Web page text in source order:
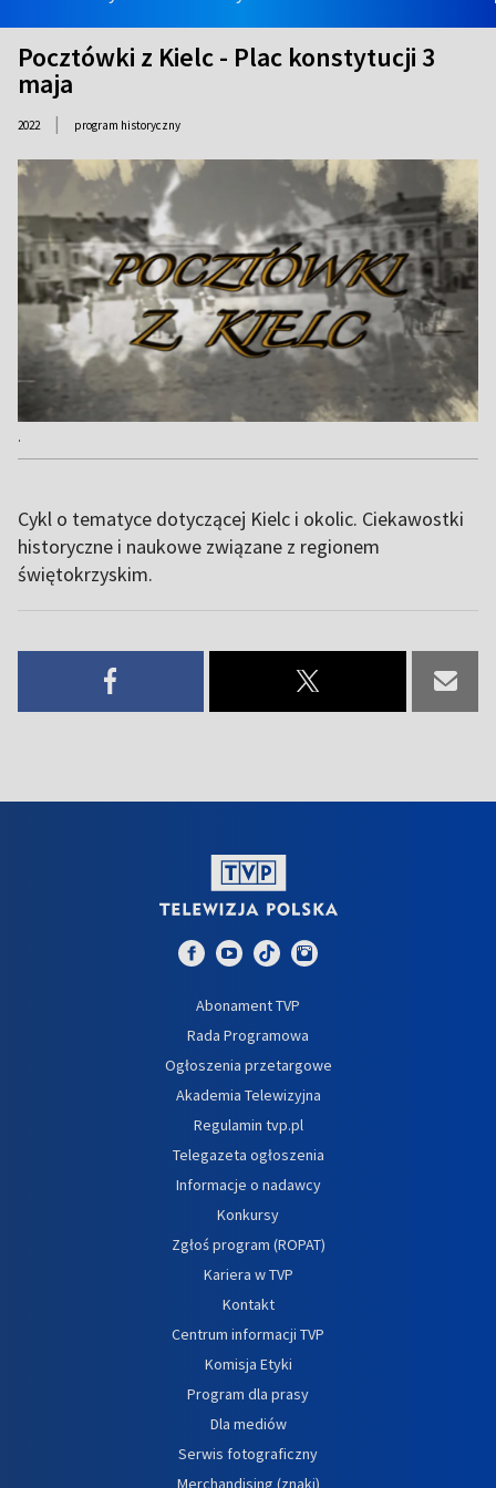
Pocztówki z Kielc - Plac konstytucji 3
maja
2022 | program historyczny
.
Cykl o tematyce dotyczącej Kielc i okolic. Ciekawostki
historyczne i naukowe związane z regionem
świętokrzyskim.
Abonament TVP
Rada Programowa
Ogłoszenia przetargowe
Akademia Telewizyjna
Regulamin tvp.pl
Telegazeta ogłoszenia
Informacje o nadawcy
Konkursy
Zgłoś program (ROPAT)
Kariera w TVP
Kontakt
Centrum informacji TVP
Komisja Etyki
Program dla prasy
Dla mediów
Serwis fotograficzny
Merchandising (znaki)